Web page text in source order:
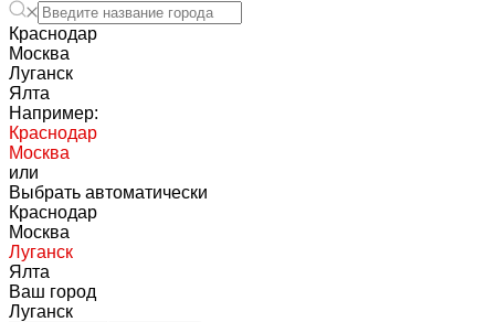
Краснодар
Москва
Луганск
Ялта
Например:
Краснодар
Москва
или
Выбрать автоматически
Краснодар
Москва
Луганск
Ялта
Ваш город
Луганск